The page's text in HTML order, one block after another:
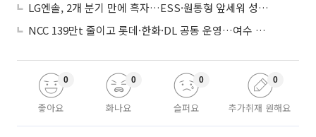
LG엔솔, 2개 분기 만에 흑자…ESS·원통형 앞세워 성장 가속
NCC 139만t 줄이고 롯데·한화·DL 공동 운영…여수 1호 본궤도
좋아요
0
화나요
0
슬퍼요
0
추가취재 원해요
0